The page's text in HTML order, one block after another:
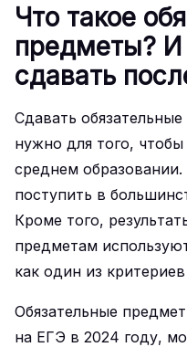
Что такое
предметы?
сдавать
Сдавать
нужно для того, чтобы
среднем образовании.
поступить в
Кроме того,
предметам
как один из
Обязательные
на ЕГЭ в 2024 году,